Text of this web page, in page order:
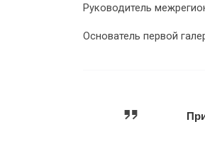
Руководитель
Основатель первой